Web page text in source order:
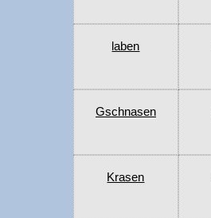
laben
Gschnasen
Krasen